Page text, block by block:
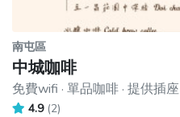
南屯區
中城咖啡
免費wifi · 單品咖啡 · 提供插座
4.9 (2)